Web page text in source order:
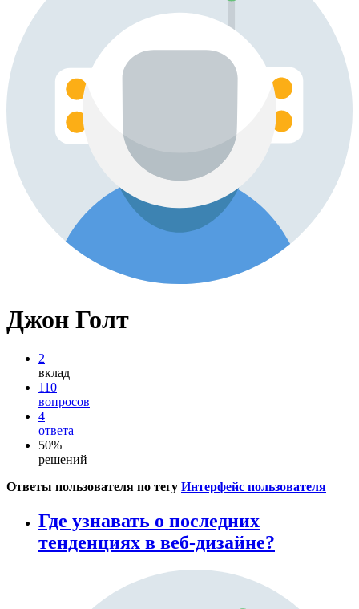
Джон Голт
2
вклад
110
вопросов
4
ответа
50%
решений
Ответы пользователя по тегу Интерфейс пользователя
Где узнавать о последних
тенденциях в веб-дизайне?